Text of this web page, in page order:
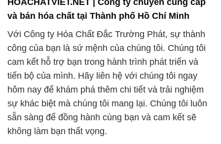
HOACHATVIET.NET | Công ty chuyên cung cấp
và bán hóa chất tại Thành phố Hồ Chí Minh
Với Công ty Hóa Chất Đắc Trường Phát, sự thành
công của bạn là sứ mệnh của chúng tôi. Chúng tôi
cam kết hỗ trợ bạn trong hành trình phát triển và
tiến bộ của mình. Hãy liên hệ với chúng tôi ngay
hôm nay để khám phá thêm chi tiết và trải nghiệm
sự khác biệt mà chúng tôi mang lại. Chúng tôi luôn
sẵn sàng để đồng hành cùng bạn và cam kết sẽ
không làm bạn thất vọng.